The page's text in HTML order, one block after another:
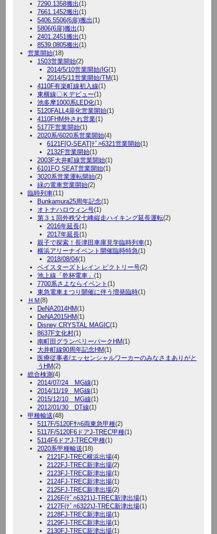
7290.1358搬出(1)
7661.1452搬出(1)
5406.5506(6扉)搬出(1)
5806(6扉)搬出(1)
2401.2451搬出(1)
8539.0805搬出(1)
営業開始(18)
1503営業開始(2)
2014/5/10営業開始/IG(1)
2014/5/11営業開始/TM(1)
4110F有楽町線初入線(1)
東横線〇Ｋデビュー(1)
池多摩1000系LED化(1)
5120FALL4扉化営業開始(1)
4110FHM外され営業(1)
5177F営業開始(1)
2020系/6020系営業開始(4)
6121F[Q-SEAT]ﾃﾞﾊ6321営業開始(1)
2132F営業開始(1)
2003F大井町線営業開始(1)
6101FQ SEAT営業開始(1)
3020系営業運転開始(2)
緑の電車営業開始(2)
臨時列車(11)
Bunkamura25周年記念(1)
オトナハロウィン号(1)
第３１回外秩父七峰縦走ハイキング延長運転(2)
2016年延長(1)
2017年延長(1)
親子で探索！長津田車庫見学臨時列車(1)
横浜アリーナイベント開催臨時特急(1)
2018/08/04(1)
ベイスターズトレイン ビクトリー号(2)
池上線「乾杯電車」 (1)
7700系さよならイベント (1)
東急電車まつり開催に伴う増発臨時(1)
ＨＭ(8)
DeNA2014HM(1)
DeNA2015HM(1)
Disney CRYSTAL MAGIC(1)
8637F文化村(1)
南町田グランベリーパークHM(1)
大井町線90周年記念HM(1)
医療従事者/エッセンシャルワーカーのみなさまありがと
うHM(2)
総合検測 (4)
2014/07/24 MG線(1)
2014/11/19 MG線(1)
2015/12/10 MG線(1)
2012/01/30 DT線(1)
甲種輸送(48)
5117F/5120Fｻﾊ6両東急甲種(2)
5117F/5120F6ドアJ-TREC甲種(1)
5114F6ドアJ-TREC甲種(1)
2020系甲種輸送(18)
2121FJ-TREC横浜出場(4)
2122FJ-TREC新津出場(2)
2123FJ-TREC新津出場(1)
2124FJ-TREC新津出場(1)
2125FJ-TREC新津出場(2)
2126F(ﾃﾞﾊ6321)J-TREC新津出場(1)
2127F(ﾃﾞﾊ6322)J-TREC新津出場(1)
2128FJ-TREC新津出場(1)
2129FJ-TREC新津出場(1)
2130FJ-TREC新津出場(1)